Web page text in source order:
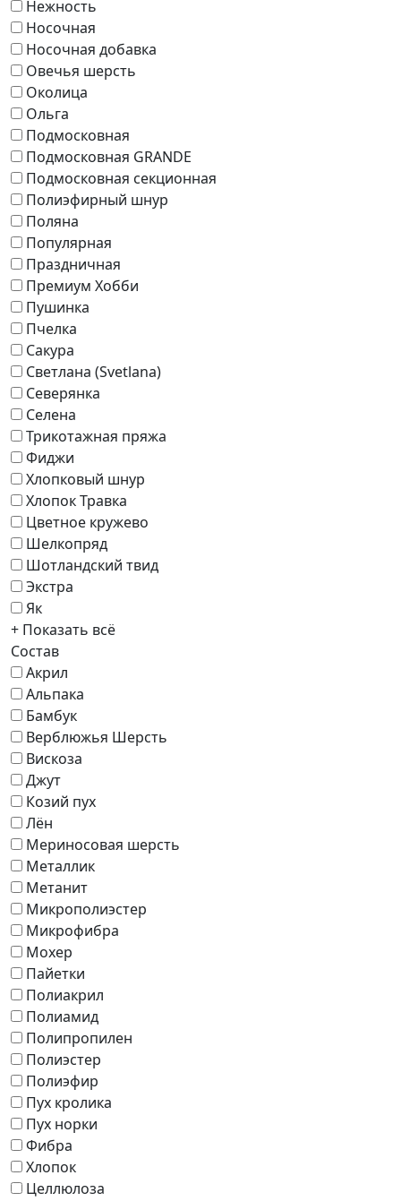
Нежность
Носочная
Носочная добавка
Овечья шерсть
Околица
Ольга
Подмосковная
Подмосковная GRANDE
Подмосковная секционная
Полиэфирный шнур
Поляна
Популярная
Праздничная
Премиум Хобби
Пушинка
Пчелка
Сакура
Светлана (Svetlana)
Северянка
Селена
Трикотажная пряжа
Фиджи
Хлопковый шнур
Хлопок Травка
Цветное кружево
Шелкопряд
Шотландский твид
Экстра
Як
+ Показать всё
Состав
Акрил
Альпака
Бамбук
Верблюжья Шерсть
Вискоза
Джут
Козий пух
Лён
Мериносовая шерсть
Металлик
Метанит
Микрополиэстер
Микрофибра
Мохер
Пайетки
Полиакрил
Полиамид
Полипропилен
Полиэстер
Полиэфир
Пух кролика
Пух норки
Фибра
Хлопок
Целлюлоза